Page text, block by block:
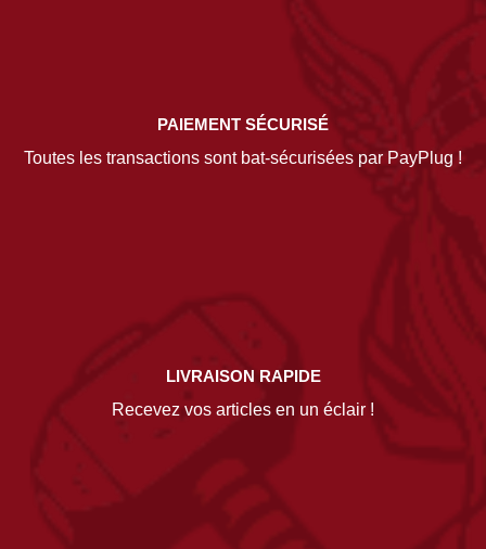
PAIEMENT SÉCURISÉ
Toutes les transactions sont bat-sécurisées par PayPlug !
LIVRAISON RAPIDE
Recevez vos articles en un éclair !